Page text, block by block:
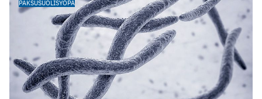
PAKSUSUOLISYÖPÄ